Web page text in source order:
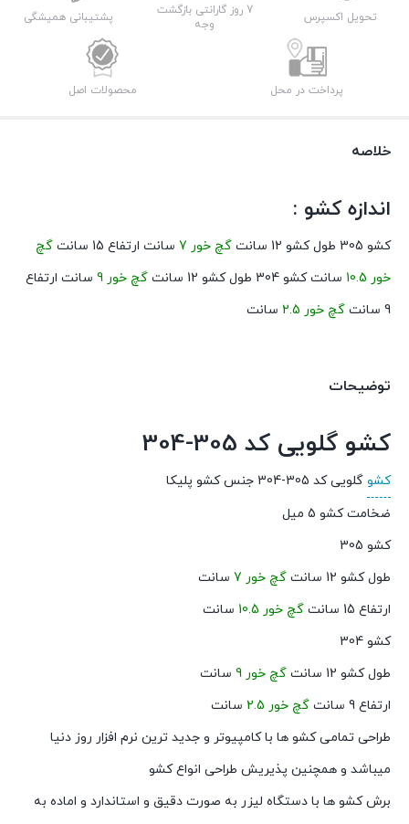
تحویل اکسپرس
7 روز گارانتی بازگشت
وجه
پشتیبانی همیشگی
پرداخت در محل محصولات اصل
خلاصه
اندازه کشو :
کشو 305 طول کشو 12 سانت گچ خور 7 سانت ارتفاع 15 سانت
گچ
خور 10.5
سانت کشو 304 طول کشو 12 سانت گچ خور 9
سانت ارتفاع
9 سانت
گچ خور 2.5 سانت
توضیحات
کشو گلویی کد 305-304
کشو گلویی کد 305-304 جنس کشو پلیکا
ضخامت کشو 5 میل
کشو 305
طول کشو 12 سانت
گچ خور 7
سانت
ارتفاع 15 سانت
گچ خور 10.5
سانت
کشو 304
طول کشو 12 سانت
گچ خور 9
سانت
ارتفاع 9 سانت
گچ خور 2.5
سانت
طراحی تمامی کشو ها با کامپیوتر و جدید ترین نرم افزار روز دنیا
میباشد و همچنین پذیریش طراحی انواع کشو
برش کشو ها با دستگاه لیزر به صورت دقیق و استاندارد و اماده به